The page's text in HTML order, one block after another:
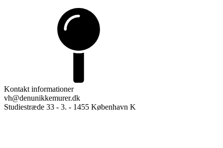
Kontakt informationer
vh@denunikkemurer.dk
Studiestræde 33 - 3. - 1455 København K